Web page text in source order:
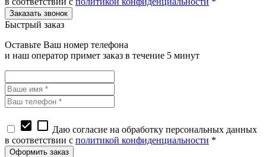
Быстрый заказ
Оставьте Ваш номер телефона
и наш оператор примет заказ в течение 5 минут
check_box check_box_outline_blank Даю согласие на обработку персональных данных
в соответствии с политикой конфиденциальности *